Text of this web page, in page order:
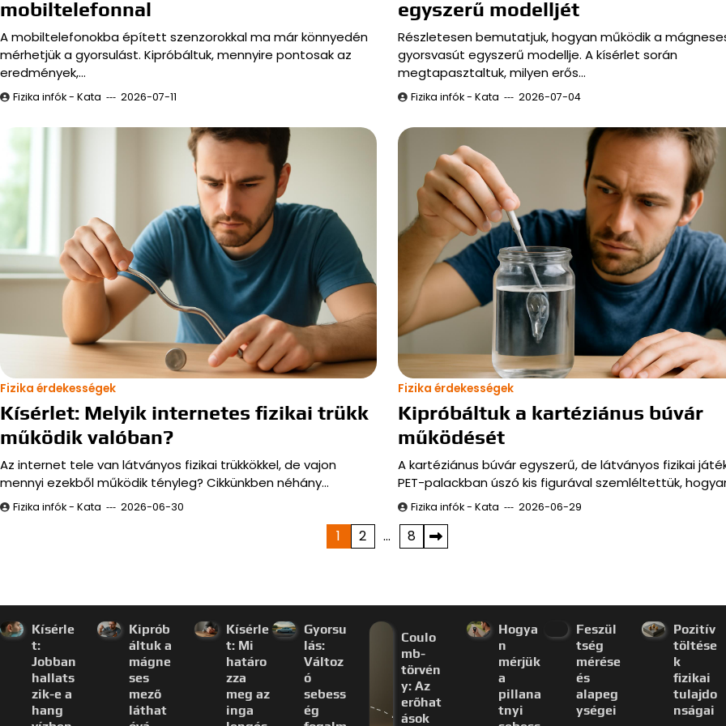
mobiltelefonnal
A mobiltelefonokba épített szenzorokkal ma már könnyedén
mérhetjük a gyorsulást. Kipróbáltuk, mennyire pontosak az
eredmények,…
Fizika infók - Kata 2026-07-11
egyszerű modelljét
Részletesen bemutatjuk, hogyan működik a
gyorsvasút egyszerű modellje. A kísérlet során
megtapasztaltuk, milyen erős…
Fizika infók - Kata 2026-07-04
Fizika érdekességek
Kísérlet: Melyik internetes fizikai trükk
működik valóban?
Az internet tele van látványos fizikai trükkökkel, de vajon
mennyi ezekből működik tényleg? Cikkünkben néhány…
Fizika infók - Kata 2026-06-30
Fizika érdekességek
Kipróbáltuk a kartéziánus búvár
működését
A kartéziánus búvár egyszerű, de látványos fizikai
PET-palackban úszó kis figurával szemléltettük,
Fizika infók - Kata 2026-06-29
1 2 … 8
Kísérle
t:
Jobban
hallats
zik-e a
hang
Kiprób
áltuk a
mágne
ses
mező
láthat
Kísérle
t: Mi
határo
zza
meg az
inga
Gyorsu
lás:
Változ
ó
sebess
ég
Coulo
mb-
törvén
y: Az
erőhat
ások
Hogya
n
mérjük
a
pillana
tnyi
Feszül
tség
mérése
és
alapeg
ységei
Pozitív
töltése
k
fizikai
tulajdo
nságai